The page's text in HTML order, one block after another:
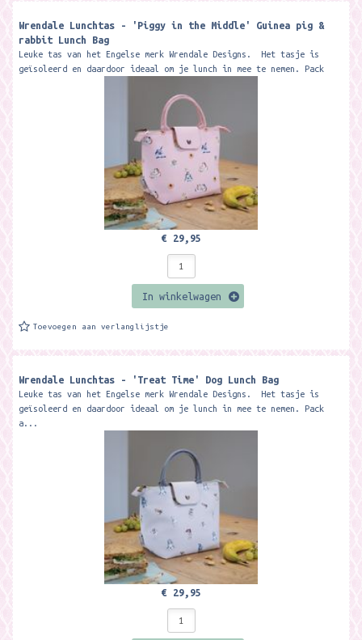
Wrendale Lunchtas - 'Piggy in the Middle' Guinea pig &
rabbit Lunch Bag
Leuke tas van het Engelse merk Wrendale Designs. Het tasje is
geïsoleerd en daardoor ideaal om je lunch in mee te nemen. Pack
€ 29,95
In winkelwagen
Toevoegen aan verlanglijstje
Wrendale Lunchtas - 'Treat Time' Dog Lunch Bag
Leuke tas van het Engelse merk Wrendale Designs. Het tasje is
geïsoleerd en daardoor ideaal om je lunch in mee te nemen. Pack
a...
€ 29,95